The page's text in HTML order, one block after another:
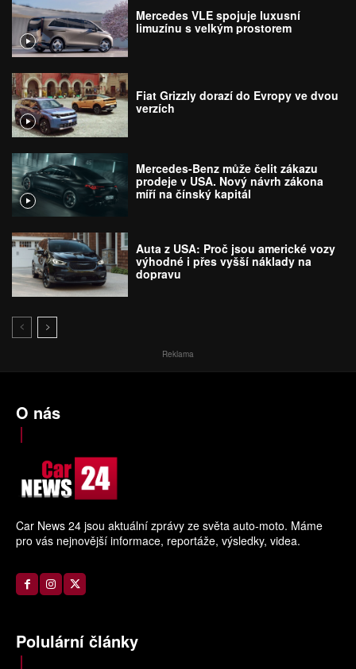
Mercedes VLE spojuje luxusní
limuzínu s velkým prostorem
Fiat Grizzly dorazí do Evropy ve dvou
verzích
Mercedes-Benz může čelit zákazu
prodeje v USA. Nový návrh zákona
míří na čínský kapitál
Auta z USA: Proč jsou americké vozy
výhodné i přes vyšší náklady na
dopravu
Reklama
O nás
Car News 24 jsou aktuální zprávy ze světa auto-moto. Máme
pro vás nejnovější informace, reportáže, výsledky, videa.
Polulární články